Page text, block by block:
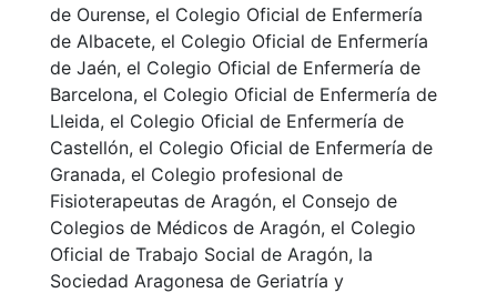
de Ourense, el Colegio Oficial de Enfermería
de Albacete, el Colegio Oficial de Enfermería
de Jaén, el Colegio Oficial de Enfermería de
Barcelona, el Colegio Oficial de Enfermería de
Lleida, el Colegio Oficial de Enfermería de
Castellón, el Colegio Oficial de Enfermería de
Granada, el Colegio profesional de
Fisioterapeutas de Aragón, el Consejo de
Colegios de Médicos de Aragón, el Colegio
Oficial de Trabajo Social de Aragón, la
Sociedad Aragonesa de Geriatría y